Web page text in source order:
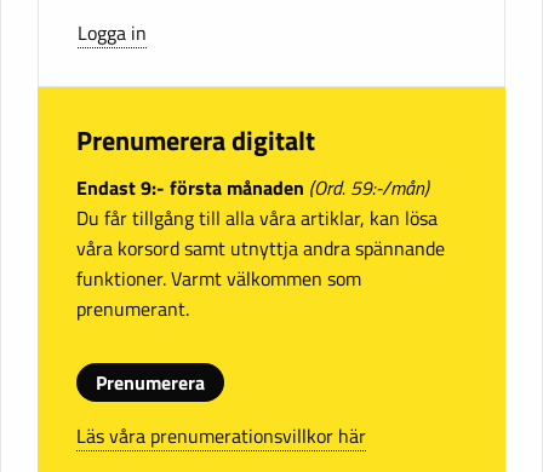
Logga in
Prenumerera digitalt
Endast 9:- första månaden (Ord. 59:-/mån)
Du får tillgång till alla våra artiklar, kan lösa
våra korsord samt utnyttja andra spännande
funktioner. Varmt välkommen som
prenumerant.
Prenumerera
Läs våra prenumerationsvillkor här